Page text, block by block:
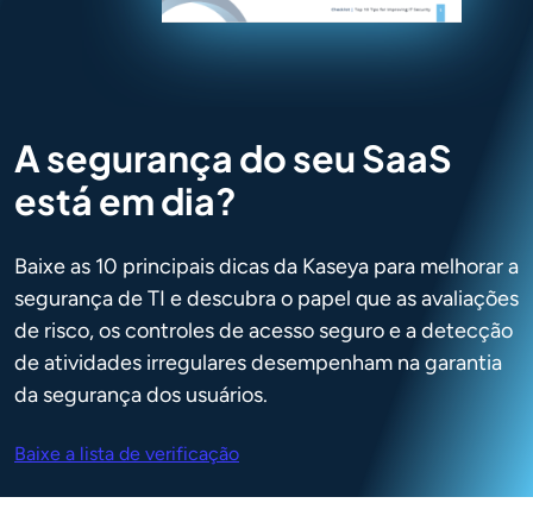
A segurança do seu SaaS
está em dia?
Baixe as 10 principais dicas da Kaseya para melhorar a
segurança de TI e descubra o papel que as avaliações
de risco, os controles de acesso seguro e a detecção
de atividades irregulares desempenham na garantia
da segurança dos usuários.
Baixe a lista de verificação